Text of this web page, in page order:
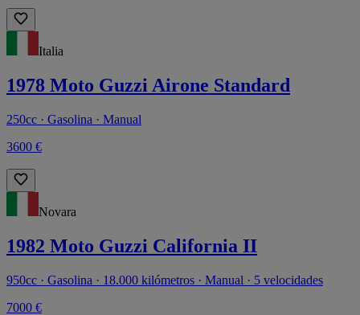
Italia
1978 Moto Guzzi Airone Standard
250cc · Gasolina · Manual
3600 €
Novara
1982 Moto Guzzi California II
950cc · Gasolina · 18.000 kilómetros · Manual · 5 velocidades
7000 €